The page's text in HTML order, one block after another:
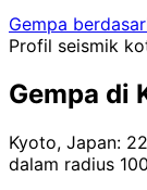
Gempa
Profil seismik
Gempa di
Kyoto, Japan:
dalam radius